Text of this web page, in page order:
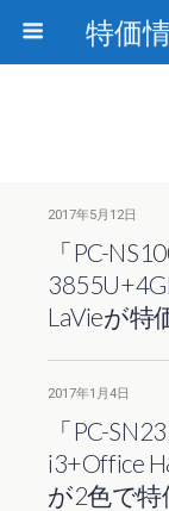
2017年5月12日
「PC-
LaVieが特
2017年1月4日
「PC-
i3+Office
が2色で特